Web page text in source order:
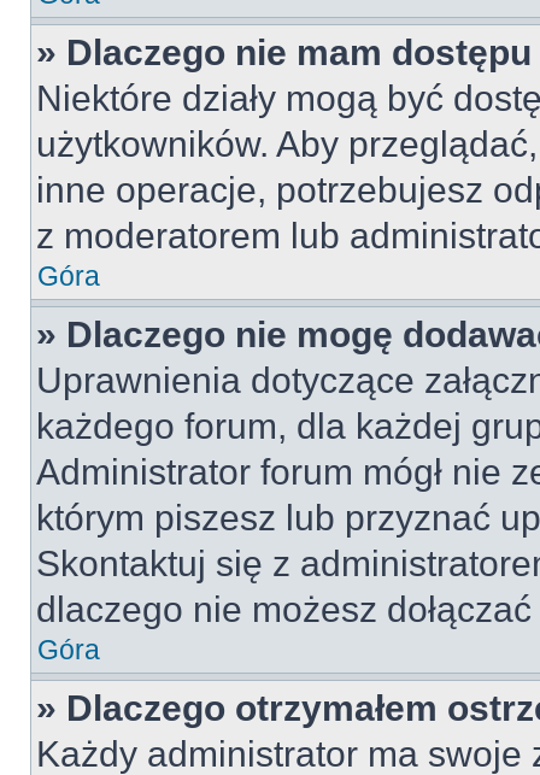
» Dlaczego nie mam dostępu
Niektóre działy mogą być
użytkowników. Aby
inne operacje, potrzebujesz
z moderatorem lub
Góra
» Dlaczego nie mogę
Uprawnienia dotyczące
każdego forum, dla każdej
Administrator forum mógł nie
którym piszesz lub przyznać
Skontaktuj się z
dlaczego nie możesz
Góra
» Dlaczego otrzymałem
Każdy administrator ma swoje